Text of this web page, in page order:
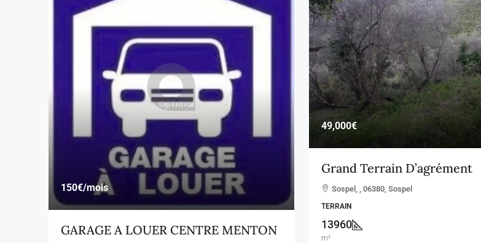
150€/mois
GARAGE A LOUER CENTRE MENTON
49,000€
Grand Terrain D’agrément
Sospel, , 06380, Sospel
TERRAIN
13960
m²